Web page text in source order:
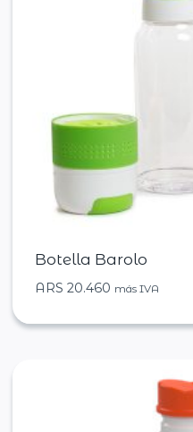
Botella Barolo
ARS 20.460 más IVA